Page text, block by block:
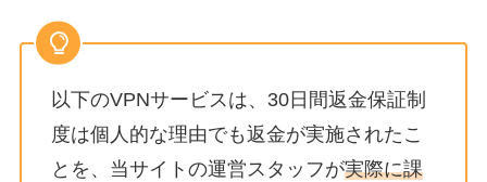
以下のVPNサービスは、30日間返金保証制
度は個人的な理由でも返金が実施されたこ
とを、当サイトの運営スタッフが実際に課